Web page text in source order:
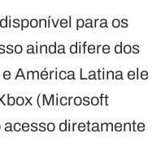
para os
ainda difere dos
América Latina ele
(Microsoft
diretamente